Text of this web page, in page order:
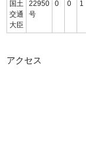
国土
交通
大臣
22950
号
0 0 1
アクセス